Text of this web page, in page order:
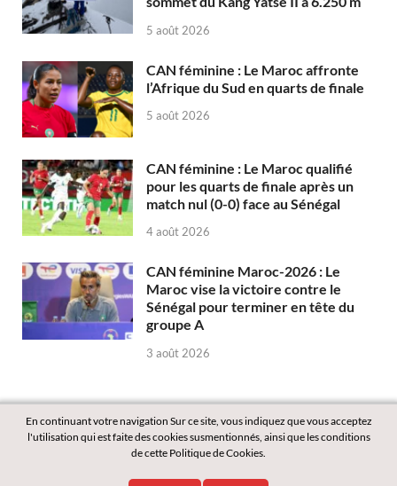
5 août 2026
CAN féminine : Le Maroc affronte
l’Afrique du Sud en quarts de finale
5 août 2026
CAN féminine : Le Maroc qualifié
pour les quarts de finale après un
match nul (0-0) face au Sénégal
4 août 2026
CAN féminine Maroc-2026 : Le
Maroc vise la victoire contre le
Sénégal pour terminer en tête du
groupe A
3 août 2026
En continuant votre navigation Sur ce site, vous indiquez que vous acceptez
l'utilisation qui est faite des cookies susmentionnés, ainsi que les conditions
de cette Politique de Cookies.